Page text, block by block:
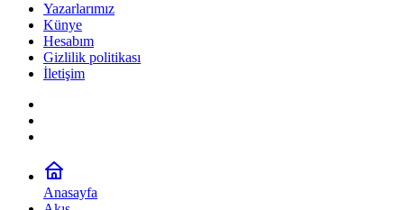
Yazarlarımız
Künye
Hesabım
Gizlilik politikası
İletişim
Anasayfa